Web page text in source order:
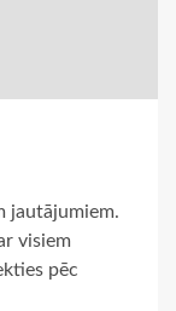
jautājumiem.
visiem
pēc